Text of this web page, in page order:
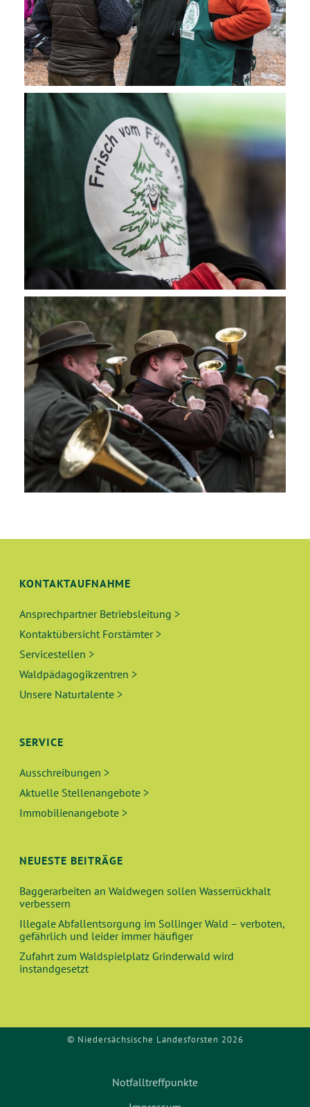
KONTAKTAUFNAHME
Ansprechpartner Betriebsleitung >
Kontaktübersicht Forstämter >
Servicestellen >
Waldpädagogikzentren >
Unsere Naturtalente >
SERVICE
Ausschreibungen >
Aktuelle Stellenangebote >
Immobilienangebote >
NEUESTE BEITRÄGE
Baggerarbeiten an Waldwegen sollen Wasserrückhalt
verbessern
Illegale Abfallentsorgung im Sollinger Wald – verboten,
gefährlich und leider immer häufiger
Zufahrt zum Waldspielplatz Grinderwald wird
instandgesetzt
© Niedersächsische Landesforsten 2026
Notfalltreffpunkte